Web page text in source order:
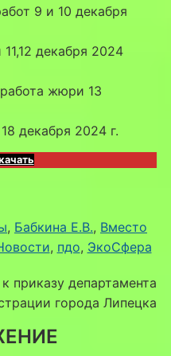
9 и 10 декабря
декабря 2024
жюри 13
декабря 2024 г.
, Бабкина Е.В., Вместо
, пдо, ЭкоСфера
приказу департамента
города Липецка